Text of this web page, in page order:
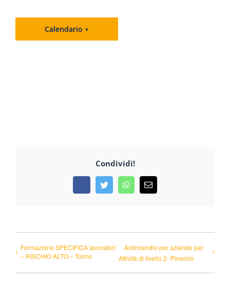
Calendario +
Condividi!
FacebookTwitterWhatsApp
Email
Formazione SPECIFICA lavoratori
– RISCHIO ALTO – Torino
Antincendio per aziende per
Attività di livello 2- Pinerolo